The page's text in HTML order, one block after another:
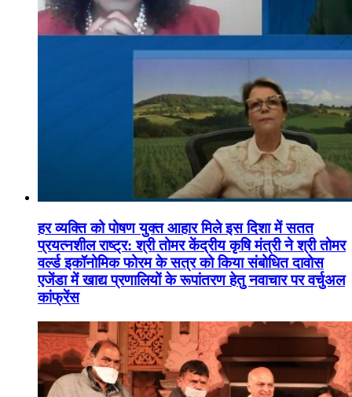
हर व्यक्ति को पोषण युक्त आहार मिले इस दिशा में सतत
प्रयत्नशील राष्ट्र: श्री तोमर केंद्रीय कृषि मंत्री ने श्री तोमर
वर्ल्ड इकॉनोमिक फोरम के सत्र को किया संबोधित दावोस
एजेंडा में खाद्य प्रणालियों के रूपांतरण हेतु नवाचार पर वर्चुअल
कांफ्रेंस